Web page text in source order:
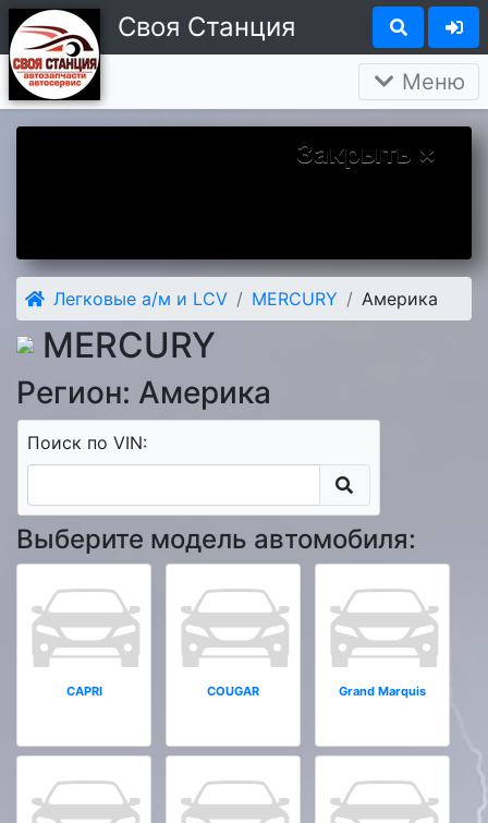
Своя Станция
Меню
Закрыть ×
Вы у нас впервые? Надеемся Вам
Легковые а/м и LCV MERCURY Америка
MERCURY
Регион: Америка
Поиск по VIN:
Выберите модель автомобиля:
CAPRI COUGAR Grand Marquis